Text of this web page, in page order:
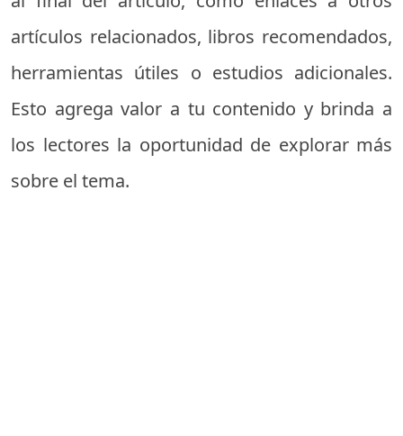
artículos relacionados, libros recomendados,
herramientas útiles o estudios adicionales.
Esto agrega valor a tu contenido y brinda a
los lectores la oportunidad de explorar más
sobre el tema.